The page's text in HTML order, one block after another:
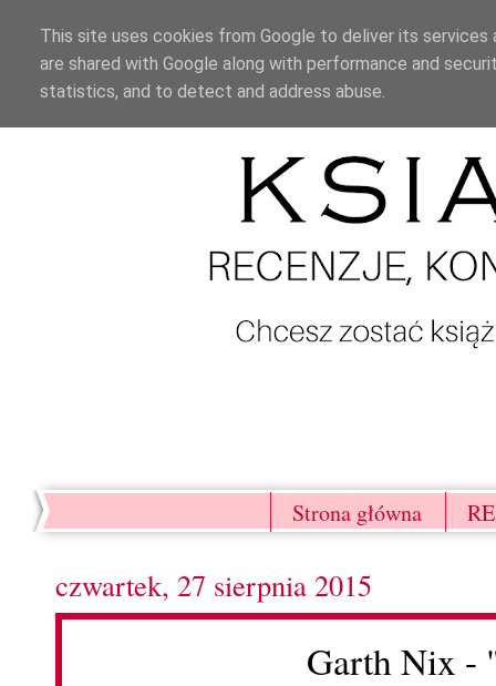
Strona główna
czwartek, 27 sierpnia 2015
Garth Nix -
This site uses cookies from Google to deliver its
are shared with Google along with performance and
statistics, and to detect and address abuse.